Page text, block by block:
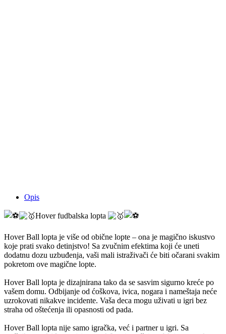
Opis
Hover fudbalska lopta
Hover Ball lopta je više od obične lopte – ona je magično iskustvo
koje prati svako detinjstvo! Sa zvučnim efektima koji će uneti
dodatnu dozu uzbuđenja, vaši mali istraživači će biti očarani svakim
pokretom ove magične lopte.
Hover Ball lopta je dizajnirana tako da se sasvim sigurno kreće po
vašem domu. Odbijanje od ćoškova, ivica, nogara i nameštaja neće
uzrokovati nikakve incidente. Vaša deca mogu uživati u igri bez
straha od oštećenja ili opasnosti od pada.
Hover Ball lopta nije samo igračka, već i partner u igri. Sa